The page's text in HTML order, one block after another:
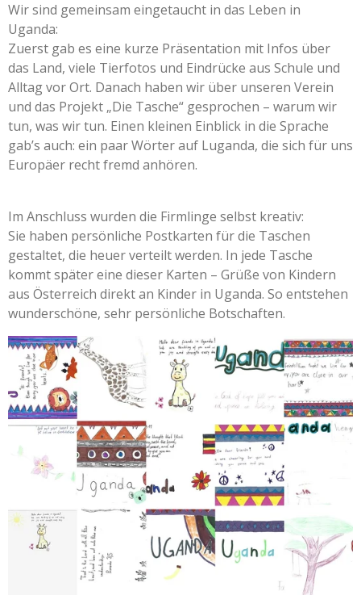
Wir sind gemeinsam eingetaucht in das Leben in
Uganda:
Zuerst gab es eine kurze Präsentation mit Infos über
das Land, viele Tierfotos und Eindrücke aus Schule und
Alltag vor Ort. Danach haben wir über unseren Verein
und das Projekt „Die Tasche“ gesprochen – warum wir
tun, was wir tun. Einen kleinen Einblick in die Sprache
gab’s auch: ein paar Wörter auf Luganda, die sich für uns
Europäer recht fremd anhören.
Im Anschluss wurden die Firmlinge selbst kreativ:
Sie haben persönliche Postkarten für die Taschen
gestaltet, die heuer verteilt werden. In jede Tasche
kommt später eine dieser Karten – Grüße von Kindern
aus Österreich direkt an Kinder in Uganda. So entstehen
wunderschöne, sehr persönliche Botschaften.